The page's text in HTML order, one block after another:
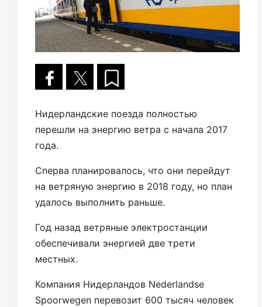
Нидерландские поезда полностью
перешли на энергию ветра с начала 2017
года.
Сперва планировалось, что они перейдут
на ветряную энергию в 2018 году, но план
удалось выполнить раньше.
Год назад ветряные электростанции
обеспечивали энергией две трети
местных.
Компания Нидерландов Nederlandse
Spoorwegen перевозит 600 тысяч человек